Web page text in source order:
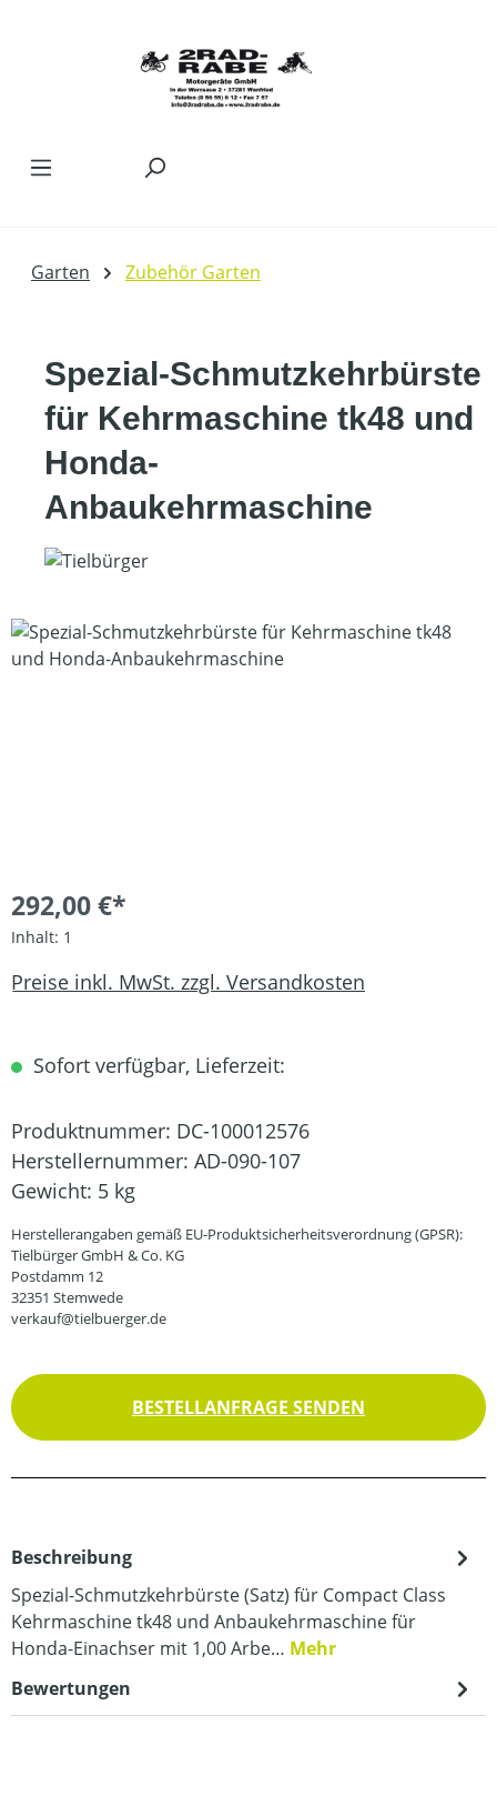
Garten Zubehör Garten
Spezial-Schmutzkehrbürste
für Kehrmaschine tk48 und
Honda-
Anbaukehrmaschine
Bildergalerie überspringen
292,00 €*
Inhalt: 1
Preise inkl. MwSt. zzgl. Versandkosten
Sofort verfügbar, Lieferzeit:
Produktnummer: DC-100012576
Herstellernummer: AD-090-107
Gewicht: 5 kg
Herstellerangaben gemäß EU-Produktsicherheitsverordnung (GPSR):
Tielbürger GmbH & Co. KG
Postdamm 12
32351 Stemwede
verkauf@tielbuerger.de
BESTELLANFRAGE SENDEN
Beschreibung
Spezial-Schmutzkehrbürste (Satz) für Compact Class
Kehrmaschine tk48 und Anbaukehrmaschine für
Honda-Einachser mit 1,00 Arbe… Mehr
Bewertungen